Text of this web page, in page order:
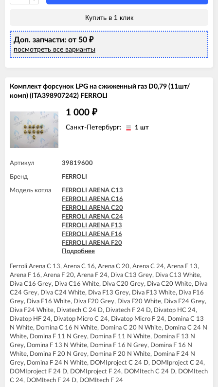
FERROLI DIVAtop C24
FERROLI DIVAtop micro C24
FERROLI DIVAtop ST C24
Купить в 1 клик
Доп. запчасти: от 50 ₽
посмотреть все варианты
Комплект форсунок LPG на сжиженный газ D0,79 (11шт/
комп) (ITA398907242) FERROLI
1 000 ₽
Санкт-Петербург: 1 шт
Артикул 39819600
Бренд FERROLI
Модель котла
FERROLI ARENA C13
FERROLI ARENA C16
FERROLI ARENA C20
FERROLI ARENA C24
FERROLI ARENA F13
FERROLI ARENA F16
FERROLI ARENA F20
FERROLI ARENA F24
FERROLI DIVA C16
FERROLI DIVA C20
FERROLI DIVA C24
FERROLI DIVA F13
FERROLI DIVA F16
FERROLI DIVA F20
FERROLI DIVA F24
FERROLI DIVA HC24
FERROLI DIVA HF24
FERROLI DIVAproject F24
FERROLI DIVAtech C24 D
FERROLI DIVAtech D F24
FERROLI DIVAtech D HF24
FERROLI DIVAtech F24 D
Подробнее
Ferroli Arena C 13, Arena C 16, Arena C 20, Arena C 24, Arena F 13,
Arena F 16, Arena F 20, Arena F 24, Diva C13 Grey, Diva C13 White,
Diva C16 Grey, Diva C16 White, Diva C20 Grey, Diva C20 White, Diva
C24 Grey, Diva C24 White, Diva F13 Grey, Diva F13 White, Diva F16
Grey, Diva F16 White, Diva F20 Grey, Diva F20 White, Diva F24 Grey,
Diva F24 White, Divatech C 24 D, Divatech F 24 D, Divatop HC 24,
Divatop HF 24, Divatop Micro C 24, Divatop Micro F 24, Domina C 13
N White, Domina C 16 N White, Domina C 20 N White, Domina C 24 N
White, Domina F 11 N Grey, Domina F 11 N White, Domina F 13 N
Grey, Domina F 13 N White, Domina F 16 N Grey, Domina F 16 N
White, Domina F 20 N Grey, Domina F 20 N White, Domina F 24 N
Grey, Domina F 24 N White, DOMIproject C 24 D, DOMIproject C 24,
DOMIproject F 24 D, DOMIproject F 24, DOMItech C 24 D, DOMItech
C 24, DOMItech F 24 D, DOMItech F 24